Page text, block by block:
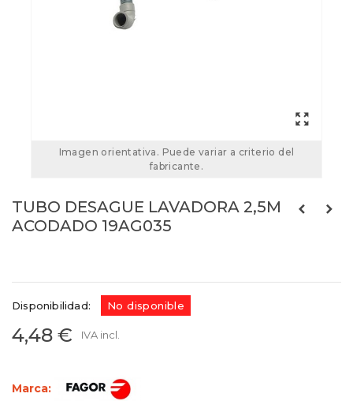
Imagen orientativa. Puede variar a criterio del
fabricante.
TUBO DESAGUE LAVADORA 2,5M
ACODADO 19AG035
Disponibilidad: No disponible
4,48 € IVA incl.
Marca: